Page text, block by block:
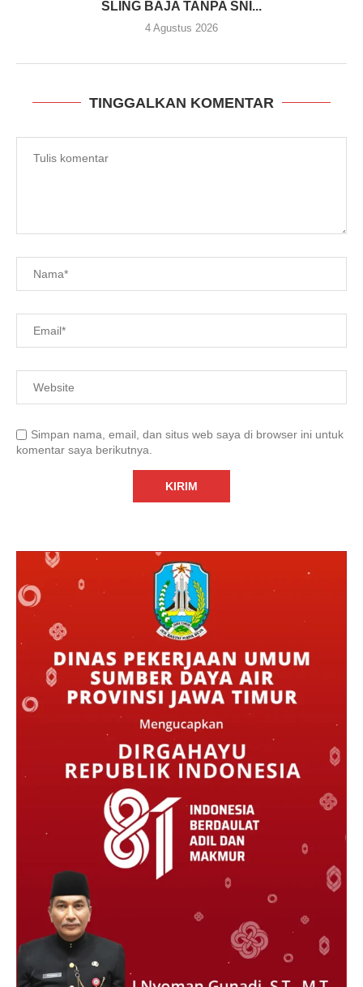
SLING BAJA TANPA SNI...
4 Agustus 2026
TINGGALKAN KOMENTAR
Simpan nama, email, dan situs web saya di browser ini untuk
komentar saya berikutnya.